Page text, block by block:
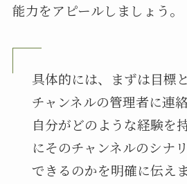
能力をアピールしましょう。
具体的には、まずは目標
チャンネルの管理者に連絡
自分がどのような経験を
にそのチャンネルのシナ
できるのかを明確に伝え